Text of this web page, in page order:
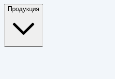
Продукция